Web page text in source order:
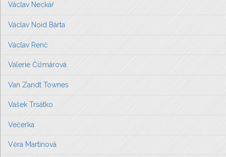
Václav Neckář
Václav Noid Bárta
Václav Renč
Valerie Čižmárová
Van Zandt Townes
Vašek Trsátko
Večerka
Věra Martinová